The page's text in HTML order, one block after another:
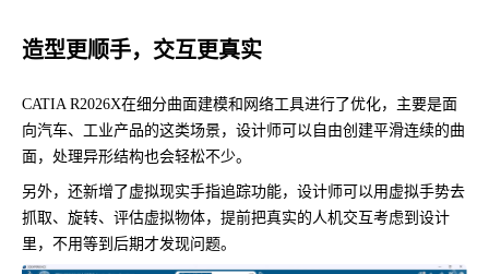
造型更顺手，交互更真实
CATIA R2026X在细分曲面建模和网络工具进行了优化，主要是面
向汽车、工业产品的这类场景，设计师可以自由创建平滑连续的曲
面，处理异形结构也会轻松不少。
另外，还新增了虚拟现实手指追踪功能，设计师可以用虚拟手势去
抓取、旋转、评估虚拟物体，提前把真实的人机交互考虑到设计
里，不用等到后期才发现问题。